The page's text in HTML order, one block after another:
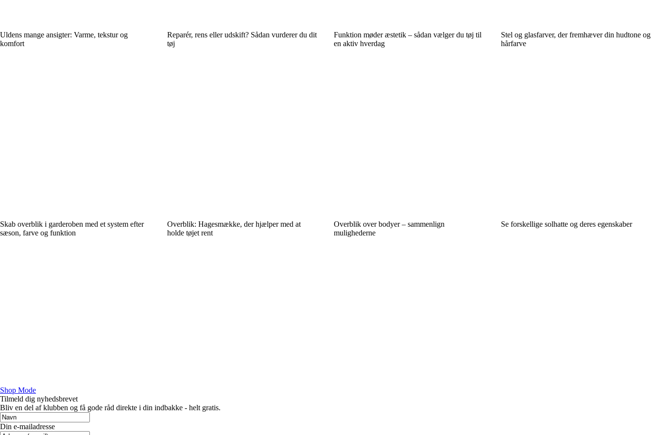
Uldens mange ansigter: Varme, tekstur og
komfort
Reparér, rens eller udskift? Sådan vurderer du dit
tøj
Funktion møder æstetik – sådan vælger du tøj til
en aktiv hverdag
Stel og glasfarver, der fremhæver din hudtone og
hårfarve
Skab overblik i garderoben med et system efter
sæson, farve og funktion
Overblik: Hagesmække, der hjælper med at
holde tøjet rent
Overblik over bodyer – sammenlign
mulighederne
Se forskellige solhatte og deres egenskaber
Shop Mode
Tilmeld dig nyhedsbrevet
Bliv en del af klubben og få gode råd direkte i din indbakke - helt gratis.
Din e-mailadresse